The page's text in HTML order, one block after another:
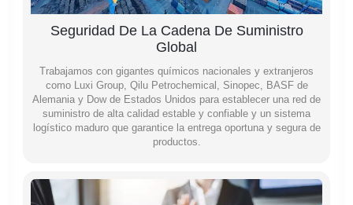
Seguridad De La Cadena De Suministro
Global
Trabajamos con gigantes químicos nacionales y extranjeros
como Luxi Group, Qilu Petrochemical, Sinopec, BASF de
Alemania y Dow de Estados Unidos para establecer una red de
suministro de alta calidad estable y confiable y un sistema
logístico maduro que garantice la entrega oportuna y segura de
productos.